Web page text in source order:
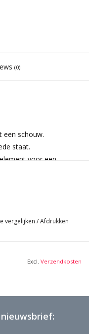
(0)
een schouw.
staat.
voor een
het zich bevindt.
vergelijken /Afdrukken
Excl. Verzendkosten